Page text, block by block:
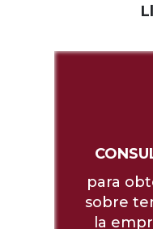
para
sobre
la